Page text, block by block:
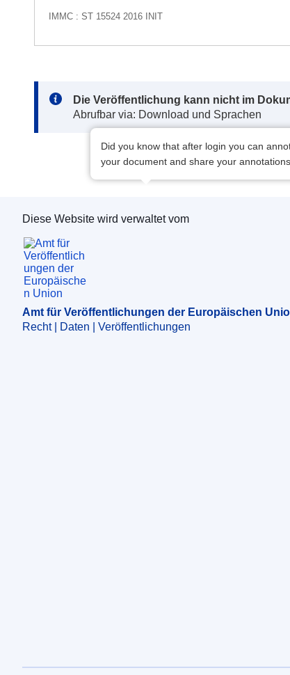
IMMC : ST 15524 2016 INIT
Note:
Die Veröffentlichung kann nicht im
Abrufbar via: Download und Sprachen
Did you know that after login you can
your document and share your
Amt für Veröffentlichungen der
Diese Website wird verwaltet vom
Amt für Veröffentlichungen der Europäischen
Recht | Daten | Veröffentlichungen